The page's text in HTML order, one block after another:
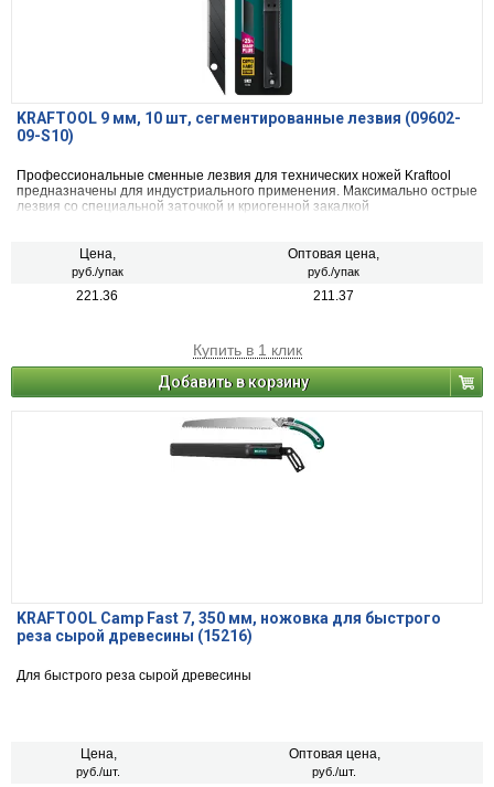
KRAFTOOL 9 мм, 10 шт, сегментированные лезвия (09602-
09-S10)
Профессиональные сменные лезвия для технических ножей Kraftool
предназначены для индустриального применения. Максимально острые
лезвия со специальной заточкой и криогенной закалкой
Цена,
руб./упак
Оптовая цена,
руб./упак
221.36 211.37
Купить в 1 клик
Добавить в корзину
KRAFTOOL Camp Fast 7, 350 мм, ножовка для быстрого
реза сырой древесины (15216)
Для быстрого реза сырой древесины
Цена,
руб./шт.
Оптовая цена,
руб./шт.